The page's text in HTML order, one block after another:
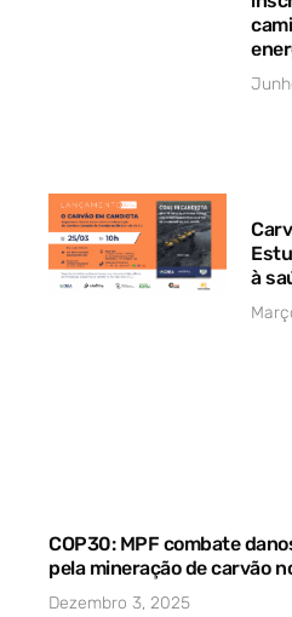
à
COP30: MPF combate
pela mineração de carvão
Dezembro 3, 2025